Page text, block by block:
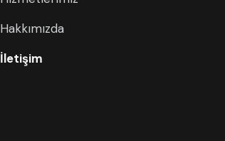
Hakkımızda
İletişim